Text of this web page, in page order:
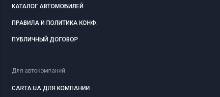
КАТАЛОГ АВТОМОБИЛЕЙ
ПРАВИЛА И ПОЛИТИКА КОНФ.
ПУБЛИЧНЫЙ ДОГОВОР
Для автокомпаний
CARTA.UA ДЛЯ КОМПАНИИ